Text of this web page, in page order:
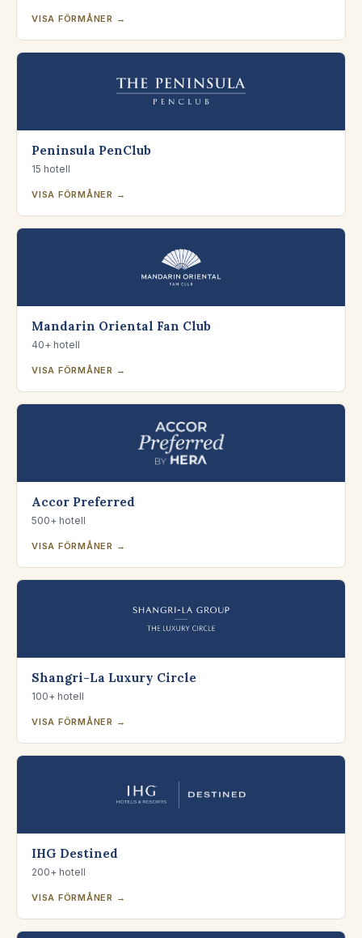
VISA FÖRMÅNER →
Peninsula PenClub
15 hotell
VISA FÖRMÅNER →
Mandarin Oriental Fan Club
40+ hotell
VISA FÖRMÅNER →
Accor Preferred
500+ hotell
VISA FÖRMÅNER →
Shangri-La Luxury Circle
100+ hotell
VISA FÖRMÅNER →
IHG Destined
200+ hotell
VISA FÖRMÅNER →